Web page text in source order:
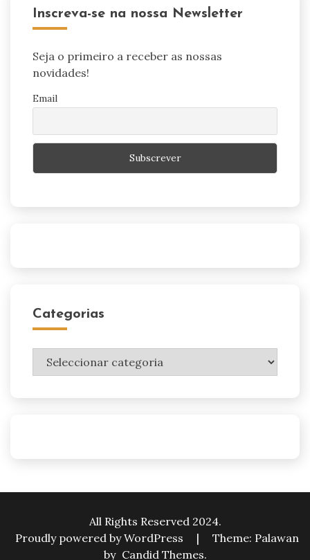
Inscreva-se na nossa Newsletter
Seja o primeiro a receber as nossas
novidades!
Email
Categorias
Categorias
All Rights Reserved 2024.
Proudly powered by WordPress
|
Theme: Palawan
by Candid Themes.